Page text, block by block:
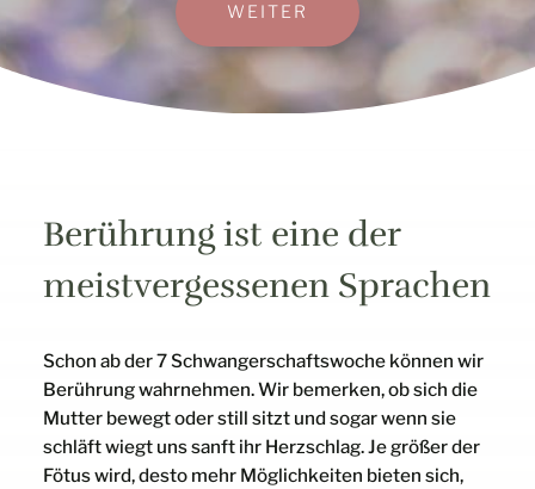
WEITER
Berührung ist eine der
meistvergessenen Sprachen
Schon ab der 7 Schwangerschaftswoche können wir
Berührung wahrnehmen. Wir bemerken, ob sich die
Mutter bewegt oder still sitzt und sogar wenn sie
schläft wiegt uns sanft ihr Herzschlag. Je größer der
Fötus wird, desto mehr Möglichkeiten bieten sich,